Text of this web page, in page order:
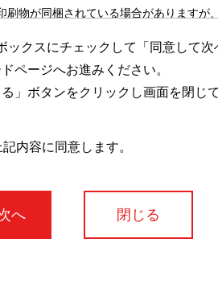
物が同梱されている場合がありますが
であらかじめご了承ください。
ックスにチェックして「同意して次
ページへお進みください。
」ボタンをクリックし画面を閉じ
記内容に同意します。
閉じる